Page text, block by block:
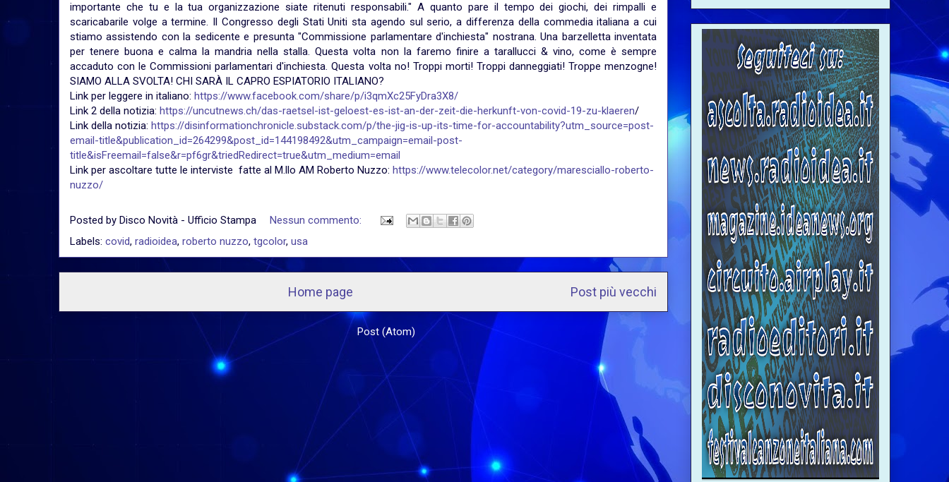
importante che tu e la tua organizzazione siate ritenuti responsabili." A quanto pare il tempo dei giochi, dei rimpalli e
scaricabarile volge a termine. Il Congresso degli Stati Uniti sta agendo sul serio, a differenza della commedia italiana a cui
stiamo assistendo con la sedicente e presunta "Commissione parlamentare d'inchiesta" nostrana. Una barzelletta inventata
per tenere buona e calma la mandria nella stalla. Questa volta non la faremo finire a tarallucci & vino, come è sempre
accaduto con le Commissioni parlamentari d'inchiesta. Questa volta no! Troppi morti! Troppi danneggiati! Troppe menzogne!
SIAMO ALLA SVOLTA! CHI SARÀ IL CAPRO ESPIATORIO ITALIANO?
Link per leggere in italiano: https://www.facebook.com/share/p/i3qmXc25FyDra3X8/
Link 2 della notizia: https://uncutnews.ch/das-raetsel-ist-geloest-es-ist-an-der-zeit-die-herkunft-von-covid-19-zu-klaeren/
Link della notizia: https://disinformationchronicle.substack.com/p/the-jig-is-up-its-time-for-accountability?utm_source=post-
email-title&publication_id=264299&post_id=144198492&utm_campaign=email-post-
title&isFreemail=false&r=pf6gr&triedRedirect=true&utm_medium=email
Link per ascoltare tutte le interviste fatte al M.llo AM Roberto Nuzzo: https://www.telecolor.net/category/maresciallo-roberto-
nuzzo/
Posted by Disco Novità - Ufficio Stampa
Nessun commento:
Labels: covid, radioidea, roberto nuzzo, tgcolor, usa
Post più vecchi
Home page
Iscriviti a: Post (Atom)